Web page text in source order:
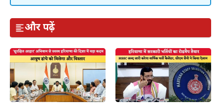
और पढ़ें